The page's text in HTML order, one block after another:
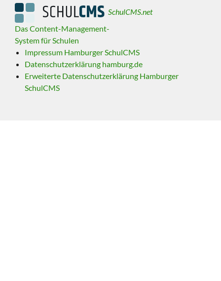
SchulCMS.net
Das Content-Management-
System für Schulen
Impressum Hamburger SchulCMS
Datenschutzerklärung hamburg.de
Erweiterte Datenschutzerklärung Hamburger
SchulCMS